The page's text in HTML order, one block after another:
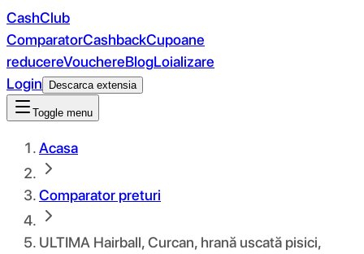
CashClub
ComparatorCashbackCupoane
reducereVouchereBlogLoializare
Login
Descarca extensia
Toggle menu
Acasa
Comparator preturi
ULTIMA Hairball, Curcan, hrană uscată pisici,